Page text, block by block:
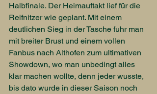
Halbfinale. Der Heimauftakt lief für die
Reifnitzer wie geplant. Mit einem
deutlichen Sieg in der Tasche fuhr man
mit breiter Brust und einem vollen
Fanbus nach Althofen zum ultimativen
Showdown, wo man unbedingt alles
klar machen wollte, denn jeder wusste,
bis dato wurde in dieser Saison noch